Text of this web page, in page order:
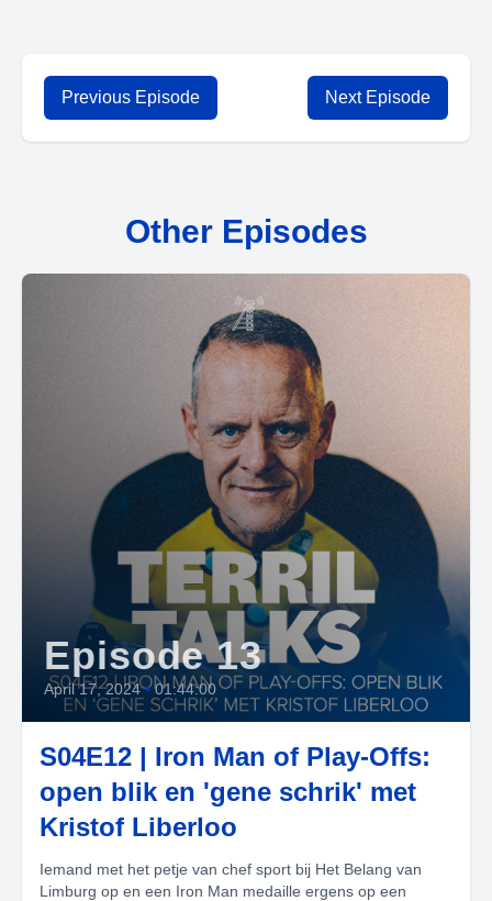
Previous Episode Next Episode
Other Episodes
Episode 13
April 17, 2024 • 01:44:00
S04E12 | Iron Man of Play-Offs:
open blik en 'gene schrik' met
Kristof Liberloo
Iemand met het petje van chef sport bij Het Belang van
Limburg op en een Iron Man medaille ergens op een